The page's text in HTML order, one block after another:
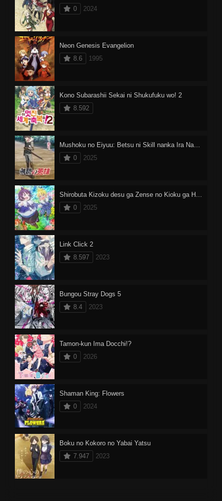
0
2024
Neon Genesis Evangelion
8.6
1995
Kono Subarashii Sekai ni Shukufuku wo! 2
8.592
0
2025
0
2025
Link Click 2
8.597
2023
Bungou Stray Dogs 5
8.4
2023
Tamon-kun Ima Docchi!?
0
2026
Shaman King: Flowers
0
2024
Boku no Kokoro no Yabai Yatsu
7.947
2023